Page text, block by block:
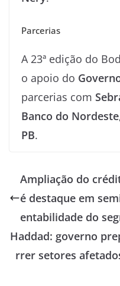
Parcerias
A 23ª edição do
o apoio do
parcerias com
Banco do Nordeste
PB.
Ampliação do
é destaque em
entabilidade do
Haddad: governo
rrer setores